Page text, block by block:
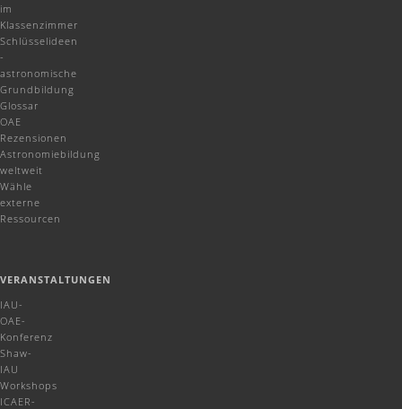
im
Klassenzimmer
Schlüsselideen
-
astronomische
Grundbildung
Glossar
OAE
Rezensionen
Astronomiebildung
weltweit
Wähle
externe
Ressourcen
VERANSTALTUNGEN
IAU-
OAE-
Konferenz
Shaw-
IAU
Workshops
ICAER-